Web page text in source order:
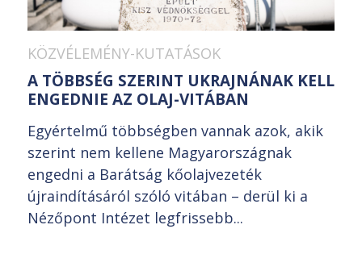
KÖZVÉLEMÉNY-KUTATÁSOK
A TÖBBSÉG SZERINT UKRAJNÁNAK KELL
ENGEDNIE AZ OLAJ-VITÁBAN
Egyértelmű többségben vannak azok, akik
szerint nem kellene Magyarországnak
engedni a Barátság kőolajvezeték
újraindításáról szóló vitában – derül ki a
Nézőpont Intézet legfrissebb...